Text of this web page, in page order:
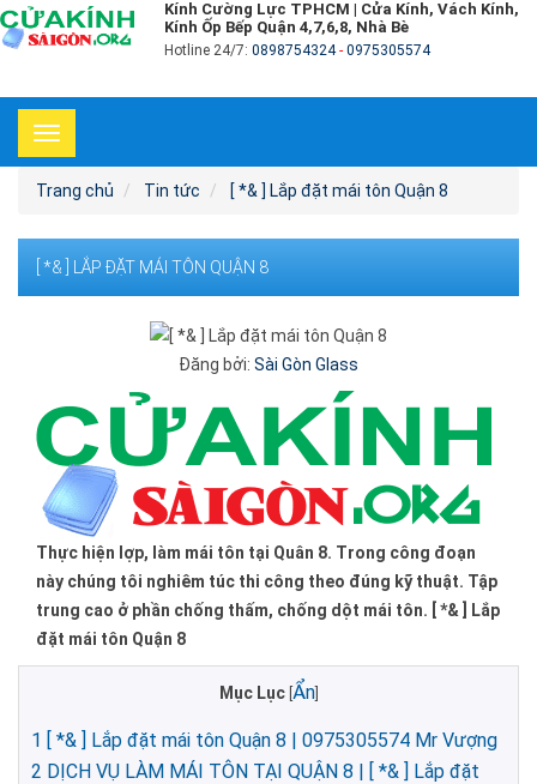
Kính Cường Lực TPHCM | Cửa Kính, Vách Kính,
Kính Ốp Bếp Quận 4,7,6,8, Nhà Bè
Hotline 24/7: 0898754324- 0975305574
Toggle
navigation
Trang chủ
Tin tức [ *& ] Lắp đặt mái tôn Quận 8
[ *& ] LẮP ĐẶT MÁI TÔN QUẬN 8
Đăng bởi: Sài Gòn Glass
Thực hiện lợp, làm mái tôn tại Quân 8. Trong công đoạn
này chúng tôi nghiêm túc thi công theo đúng kỹ thuật. Tập
trung cao ở phần chống thấm, chống dột mái tôn. [ *& ] Lắp
đặt mái tôn Quận 8
Mục Lục Ẩn]
1 [ *& ] Lắp đặt mái tôn Quận 8 | 0975305574 Mr Vượng
2 DỊCH VỤ LÀM MÁI TÔN TẠI QUẬN 8 | [ *& ] Lắp đặt